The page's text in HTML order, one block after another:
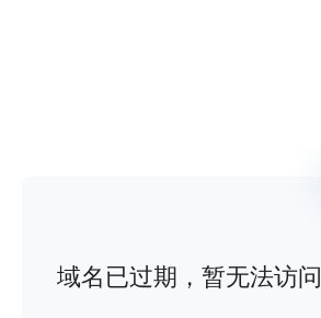
域名已过期，暂无法访问